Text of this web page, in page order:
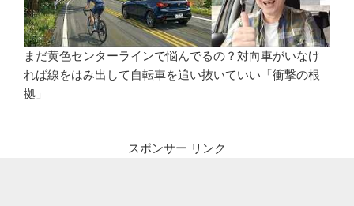
まだ黄色センターラインで悩んでるの？対向車がいなけ
れば線をはみ出して自転車を追い抜いていい「衝撃の根
拠」
スポンサー リンク